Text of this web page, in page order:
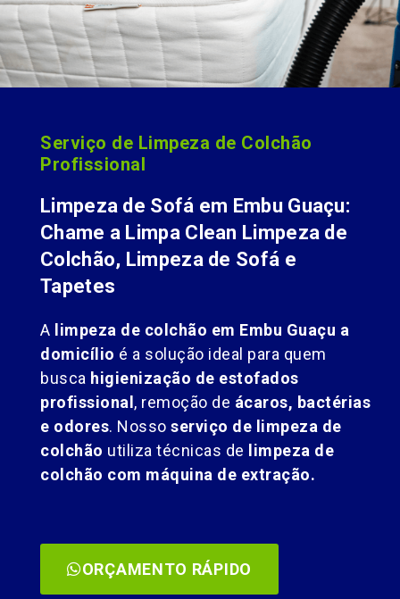
Serviço de Limpeza de Colchão
Profissional
Limpeza de Sofá em Embu Guaçu:
Chame a Limpa Clean Limpeza de
Colchão, Limpeza de Sofá e
Tapetes
A limpeza de colchão em Embu Guaçu a
domicílio é a solução ideal para quem
busca higienização de estofados
profissional, remoção de ácaros, bactérias
e odores. Nosso serviço de limpeza de
colchão utiliza técnicas de limpeza de
colchão com máquina de extração.
ORÇAMENTO RÁPIDO